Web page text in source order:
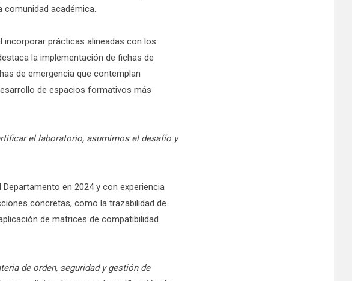
académica.
prácticas alineadas con los
la implementación de fichas de
de emergencia que contemplan
de espacios formativos más
el laboratorio, asumimos el desafío y
en 2024 y con experiencia
concretas, como la trazabilidad de
de matrices de compatibilidad
de orden, seguridad y gestión de